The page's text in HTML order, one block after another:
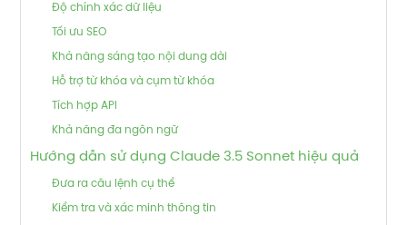
Độ chính xác dữ liệu
Tối ưu SEO
Khả năng sáng tạo nội dung dài
Hỗ trợ từ khóa và cụm từ khóa
Tích hợp API
Khả năng đa ngôn ngữ
Hướng dẫn sử dụng Claude 3.5 Sonnet hiệu quả
Đưa ra câu lệnh cụ thể
Kiểm tra và xác minh thông tin